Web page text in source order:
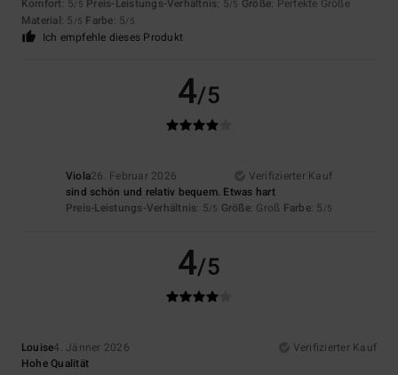
Komfort: 5/5 Preis-Leistungs-Verhältnis: 5/5 Größe: Perfekte Größe
Material: 5 /5 Farbe: 5/5
Ich empfehle dieses Produkt
4/5
Viola26. Februar 2026
Verifizierter Kauf
sind schön und relativ bequem. Etwas hart
Preis-Leistungs-Verhältnis: 5/5 Größe: Groß Farbe: 5 /5
4/5
Louise4. Jänner 2026
Verifizierter Kauf
Hohe Qualität